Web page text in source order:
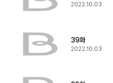
2022.10.03
39화
2022.10.03